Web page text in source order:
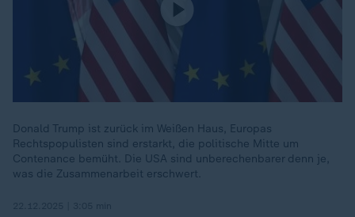
Donald Trump ist zurück im Weißen Haus, Europas
Rechtspopulisten sind erstarkt, die politische Mitte um
Contenance bemüht. Die USA sind unberechenbarer denn je,
was die Zusammenarbeit erschwert.